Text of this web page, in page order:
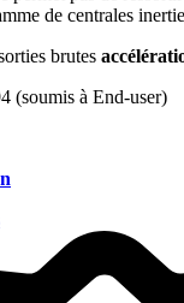
de centrales
brutes
(soumis à End-user)